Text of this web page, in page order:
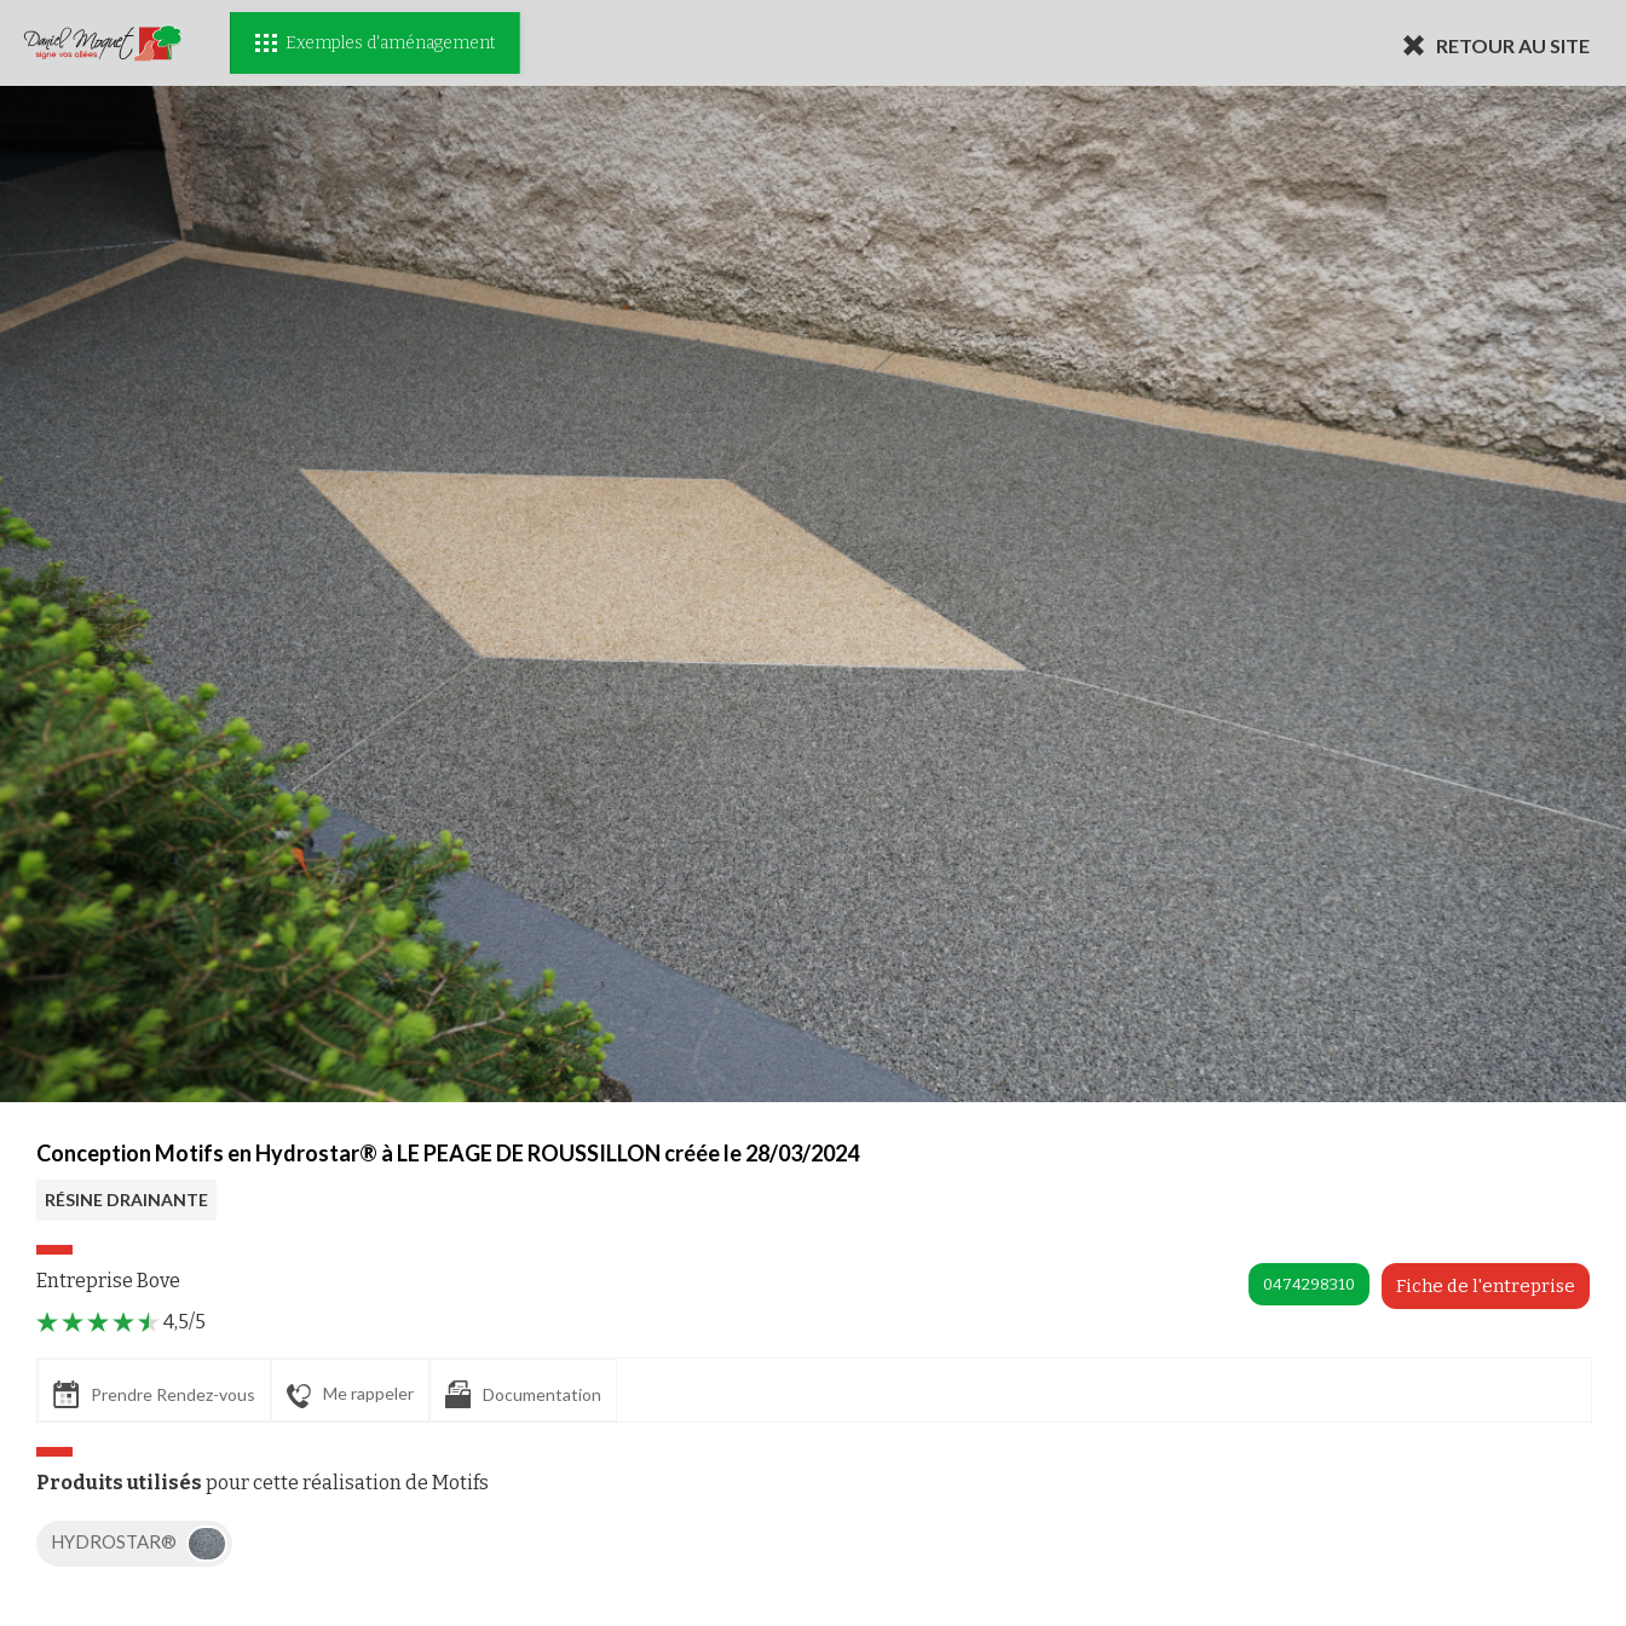
RETOUR AU SITE
Exemples d'aménagement
Conception Motifs en Hydrostar® à LE PEAGE DE ROUSSILLON créée le 28/03/2024
RÉSINE DRAINANTE
Entreprise Bove Fiche de l'entreprise
0474298310
4,5/5
Prendre Rendez-vous Me rappeler Documentation
Produits utilisés pour cette réalisation de Motifs
HYDROSTAR®